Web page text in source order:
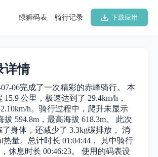
下载应用
骑行记录
绿狮码表
详情
06完成了一次精彩的赤峰骑行。 本
15.9 公里，极速达到了 29.4km/h，
h。骑行过程中，爬升未显示
拔 594.8m，最高海拔 618.3m。 此次
身体，还减少了 3.3kg碳排放， 消
热量。总计时长 01:04:44， 其中骑行
休息时长 00:46:23。 使用的码表设